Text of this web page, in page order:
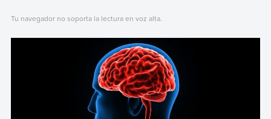
Tu navegador no soporta la lectura en voz alta.